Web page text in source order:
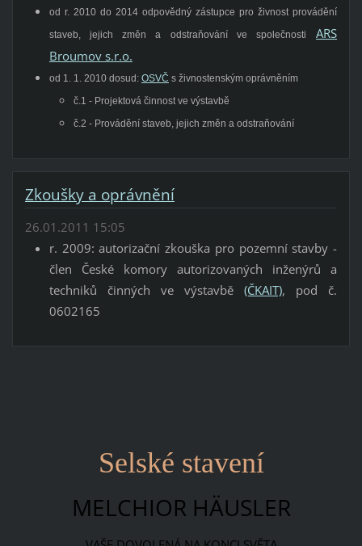
od r. 2010 do 2014 odpovědný zástupce pro živnost provádění
staveb, jejich změn a odstraňování ve společnosti
ARS
Broumov s.r.o.
od 1. 1. 2010 dosud: OSVČ s živnostenským oprávněním
č.1 - Projektová činnost ve výstavbě
č.2 - Provádění staveb, jejich změn a odstraňování
Zkoušky a oprávnění
26.01.2011 15:05
r. 2009: autorizační zkouška pro pozemní stavby -
člen České komory autorizovaných inženýrů a
techniků činných ve výstavbě(ČKAIT), pod č.
0602165
Selské stavení
MELCHIOR HÄUSLER